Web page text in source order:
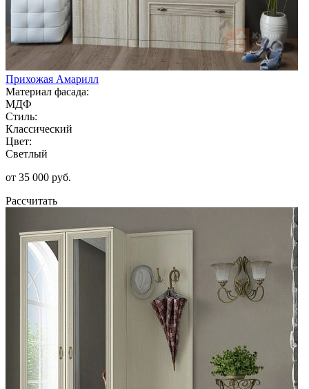
Прихожая Амарилл
Материал фасада:
МДФ
Стиль:
Классический
Цвет:
Светлый
от 35 000 руб.
Рассчитать